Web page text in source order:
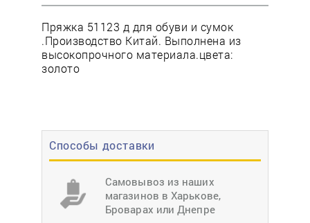
Способы доставки
Самовывоз из наших
магазинов в Харькове,
Броварах или Днепре
Пряжка 51123 д для обуви и сумок
.Производство Китай. Выполнена из
высокопрочного материала.цвета:
золото